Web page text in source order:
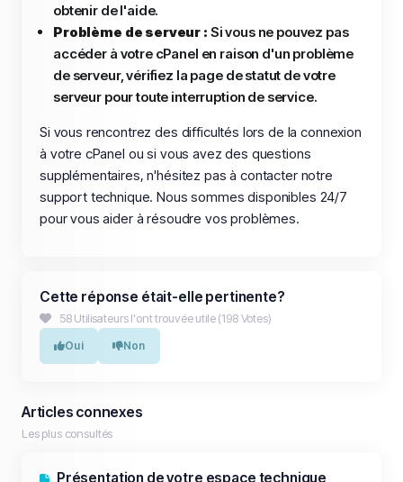
obtenir de l'aide.
Problème de serveur : Si vous ne pouvez pas
accéder à votre cPanel en raison d'un problème
de serveur, vérifiez la page de statut de votre
serveur pour toute interruption de service.
Si vous rencontrez des difficultés lors de la connexion
à votre cPanel ou si vous avez des questions
supplémentaires, n'hésitez pas à contacter notre
support technique. Nous sommes disponibles 24/7
pour vous aider à résoudre vos problèmes.
Cette réponse était-elle pertinente?
58 Utilisateurs l'ont trouvée utile (198 Votes)
Oui Non
Articles connexes
Les plus consultés
Présentation de votre espace technique